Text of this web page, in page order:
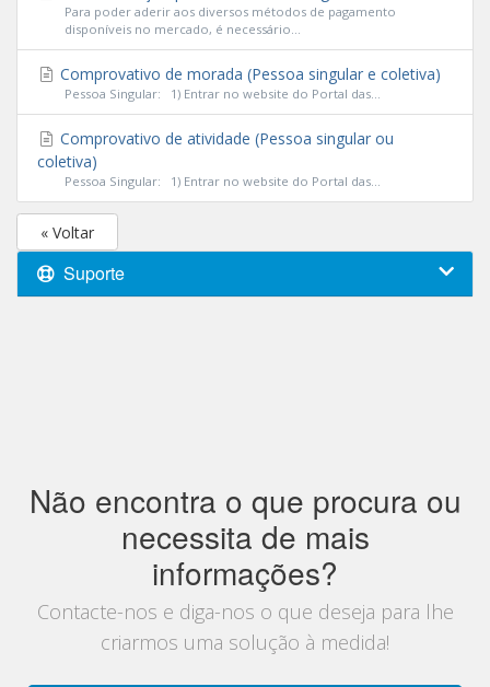
Para poder aderir aos diversos métodos de pagamento
disponíveis no mercado, é necessário...
Comprovativo de morada (Pessoa singular e coletiva)
Pessoa Singular: 1) Entrar no website do Portal das...
Comprovativo de atividade (Pessoa singular ou
coletiva)
Pessoa Singular: 1) Entrar no website do Portal das...
« Voltar
Suporte
Não encontra o que procura ou
necessita de mais
informações?
Contacte-nos e diga-nos o que deseja para lhe
criarmos uma solução à medida!